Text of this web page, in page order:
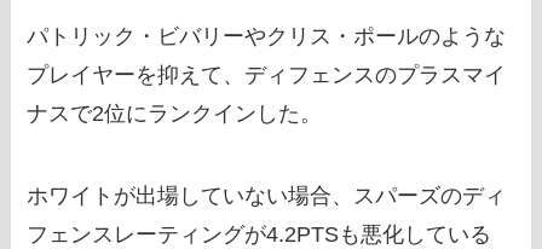
パトリック・ビバリーやクリス・ポールのような
プレイヤーを抑えて、ディフェンスのプラスマイ
ナスで2位にランクインした。
ホワイトが出場していない場合、スパーズのディ
フェンスレーティングが4.2PTSも悪化している